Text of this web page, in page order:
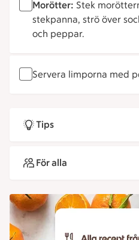
Morötter: Stek
stekpanna, strö över
och peppar.
Servera limporna med
Tips
För alla